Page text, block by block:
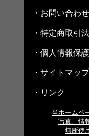
・お問い合わせ
・特定商取引
・個人情報保
・サイトマップ
・リンク
当ホームペ
写真、情
無断使